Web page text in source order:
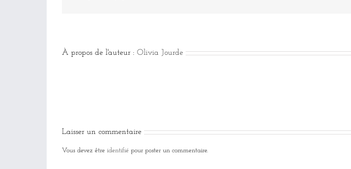
À propos de l'auteur : Olivia Jourde
Laisser un commentaire
Vous devez être identifié pour poster un commentaire.